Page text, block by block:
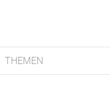
THEMEN